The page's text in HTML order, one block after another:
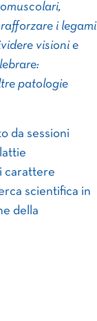
i legami
visioni e
patologie
da sessioni
carattere
scientifica in
della